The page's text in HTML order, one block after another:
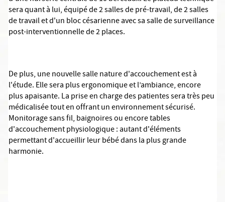
sera quant à lui, équipé de 2 salles de pré-travail, de 2 salles
de travail et d'un bloc césarienne avec sa salle de surveillance
post-interventionnelle de 2 places.
De plus, une nouvelle sallenature d'accouchementest à
l'étude. Elle sera plusergonomique et l’ambiance, encore
plus apaisante. La prise en charge des patientes sera très peu
médicalisée tout en offrant un environnement sécurisé.
Monitorage sans fil, baignoires ou encore tables
d'accouchement physiologique : autant d'éléments
permettant d'accueillir leur bébé dans la plus grande
harmonie.